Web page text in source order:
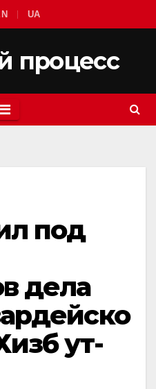
UA
процесс
под
дела
ут-